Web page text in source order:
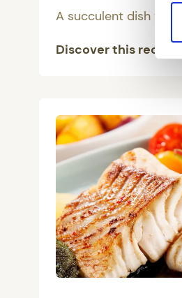
A succulent dish with
Discover this recipe